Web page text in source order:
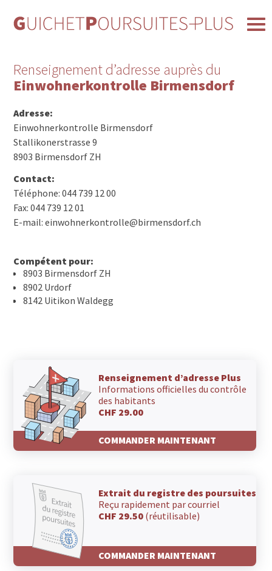
Renseignement d’adresse auprès du
Einwohnerkontrolle Birmensdorf
Adresse:
Einwohnerkontrolle Birmensdorf
Stallikonerstrasse 9
8903 Birmensdorf ZH
Contact:
Téléphone: 044 739 12 00
Fax: 044 739 12 01
E-mail: einwohnerkontrolle@birmensdorf.ch
Compétent pour:
8903 Birmensdorf ZH
8902 Urdorf
8142 Uitikon Waldegg
Renseignement d’adresse Plus
Informations officielles du contrôle
des habitants
CHF 29.00
COMMANDER MAINTENANT
Extrait du registre des poursuites
Reçu rapidement par courriel
CHF 29.50 (réutilisable)
COMMANDER MAINTENANT